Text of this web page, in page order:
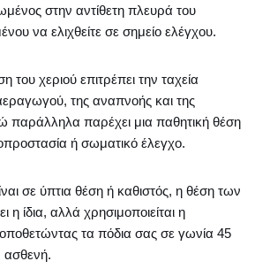
στην αντίθετη πλευρά του
να ελιχθείτε σε σημείο ελέγχου.
του χεριού επιτρέπει την ταχεία
της αναπνοής και της
παράλληλα παρέχει μια παθητική θέση
ή σωματικό έλεγχο.
σε ύπτια θέση ή καθιστός, η θέση των
η ίδια, αλλά χρησιμοποιείται η
τα πόδια σας σε γωνία 45
ασθενή.